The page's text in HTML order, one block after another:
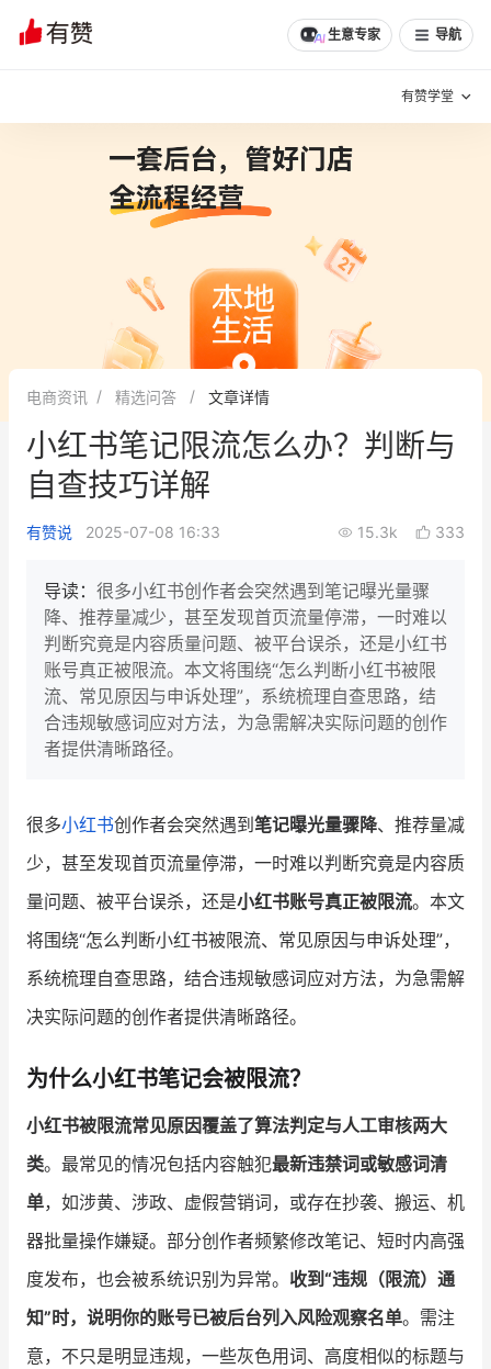
生意专家 导航
有赞学堂
增长方法
有赞专家说
新零售最佳实践
面对面聊增长
新零售大会
增长产品指南
智库 产品场景库
产品更新动态 帮助中心
品牌消费观 行业报告
新零售资讯
培训课程
私域课程 新零售内参
增长俱乐部 有赞商盟
商家社区 社群交流
入驻有赞 认证代理商
认证服务商 设计服务商
有赞云 数据通服务
电商资讯 精选问答 文章详情
小红书笔记限流怎么办？判断与
自查技巧详解
有赞说 2025-07-08 16:33 15.3k 333
导读： 很多小红书创作者会突然遇到笔记曝光量骤
降、推荐量减少，甚至发现首页流量停滞，一时难以
判断究竟是内容质量问题、被平台误杀，还是小红书
账号真正被限流。本文将围绕“怎么判断小红书被限
流、常见原因与申诉处理”，系统梳理自查思路，结
合违规敏感词应对方法，为急需解决实际问题的创作
者提供清晰路径。
很多小红书创作者会突然遇到 笔记曝光量骤降、推荐量减
少，甚至发现首页流量停滞，一时难以判断究竟是内容质
量问题、被平台误杀，还是小红书账号真正被限流。本文
将围绕“怎么判断小红书被限流、常见原因与申诉处理”，
系统梳理自查思路，结合违规敏感词应对方法，为急需解
决实际问题的创作者提供清晰路径。
为什么小红书笔记会被限流？
小红书被限流常见原因覆盖了算法判定与人工审核两大
类。最常见的情况包括内容触犯最新违禁词或敏感词清
单，如涉黄、涉政、虚假营销词，或存在抄袭、搬运、机
器批量操作嫌疑。部分创作者频繁修改笔记、短时内高强
度发布，也会被系统识别为异常。 收到“违规（限流）通
知”时，说明你的账号已被后台列入风险观察名单。需注
意，不只是明显违规，一些灰色用词、高度相似的标题与